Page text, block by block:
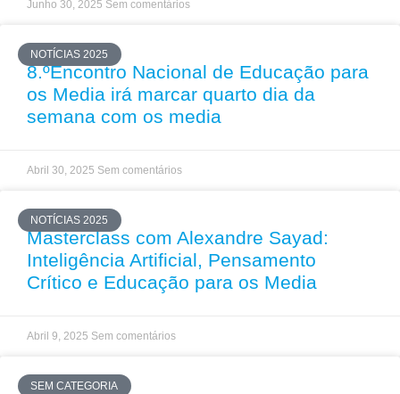
Junho 30, 2025 Sem comentários
NOTÍCIAS 2025
8.ºEncontro Nacional de Educação para
os Media irá marcar quarto dia da
semana com os media
Abril 30, 2025 Sem comentários
NOTÍCIAS 2025
Masterclass com Alexandre Sayad:
Inteligência Artificial, Pensamento
Crítico e Educação para os Media
Abril 9, 2025 Sem comentários
SEM CATEGORIA